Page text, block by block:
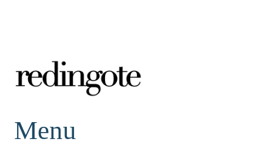
redingote.
Menu